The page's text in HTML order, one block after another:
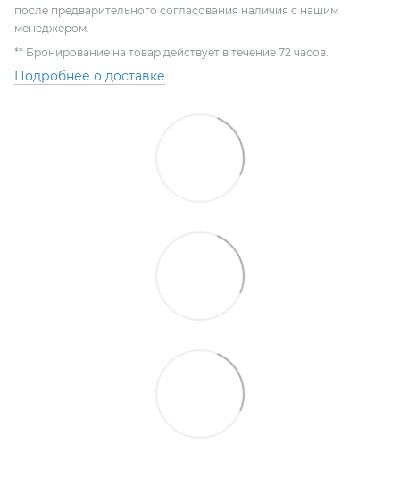
после предварительного согласования наличия с нашим
менеджером.
** Бронирование на товар действует в течение 72 часов.
Подробнее о доставке